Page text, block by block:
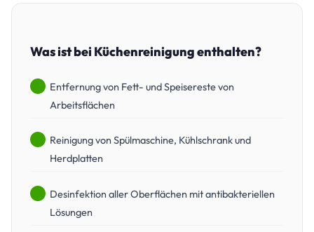
Was ist bei Küchenreinigung enthalten?
Entfernung von Fett- und Speisereste von
Arbeitsflächen
Reinigung von Spülmaschine, Kühlschrank und
Herdplatten
Desinfektion aller Oberflächen mit antibakteriellen
Lösungen